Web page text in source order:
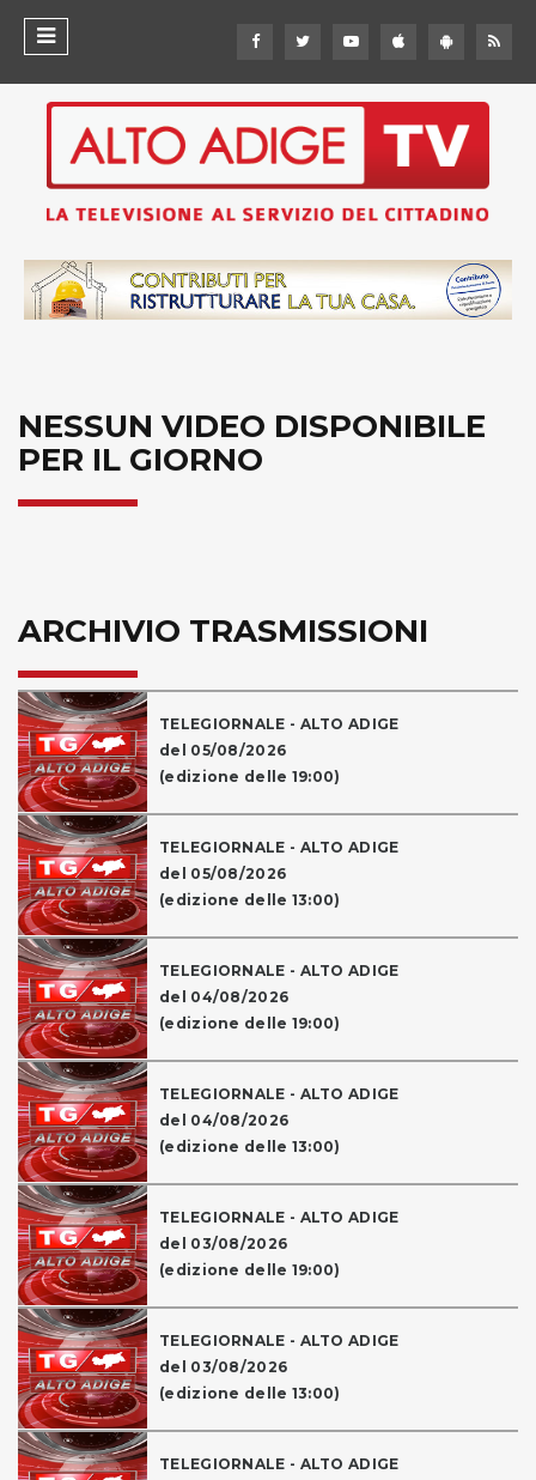
NESSUN VIDEO DISPONIBILE
PER IL GIORNO
ARCHIVIO TRASMISSIONI
TELEGIORNALE - ALTO ADIGE
del 05/08/2026
(edizione delle 19:00)
TELEGIORNALE - ALTO ADIGE
del 05/08/2026
(edizione delle 13:00)
TELEGIORNALE - ALTO ADIGE
del 04/08/2026
(edizione delle 19:00)
TELEGIORNALE - ALTO ADIGE
del 04/08/2026
(edizione delle 13:00)
TELEGIORNALE - ALTO ADIGE
del 03/08/2026
(edizione delle 19:00)
TELEGIORNALE - ALTO ADIGE
del 03/08/2026
(edizione delle 13:00)
TELEGIORNALE - ALTO ADIGE